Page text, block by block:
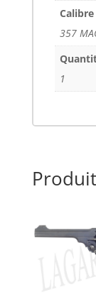
Calibre
357
1